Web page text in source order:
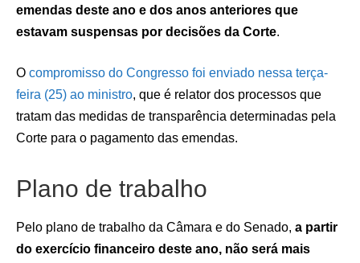
emendas deste ano e dos anos anteriores que
estavam suspensas por decisões da Corte.
O compromisso do Congresso foi enviado nessa terça-
feira (25) ao ministro, que é relator dos processos que
tratam das medidas de transparência determinadas pela
Corte para o pagamento das emendas.
Plano de trabalho
Pelo plano de trabalho da Câmara e do Senado, a partir
do exercício financeiro deste ano, não será mais